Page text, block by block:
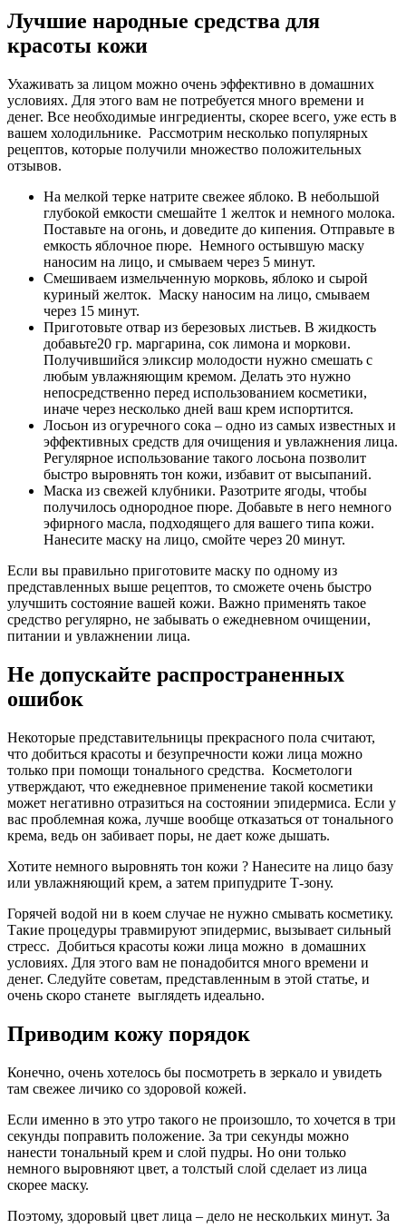
Лучшие народные средства для
красоты кожи
Ухаживать за лицом можно очень эффективно в домашних
условиях. Для этого вам не потребуется много времени и
денег. Все необходимые ингредиенты, скорее всего, уже есть в
вашем холодильнике. Рассмотрим несколько популярных
рецептов, которые получили множество положительных
отзывов.
На мелкой терке натрите свежее яблоко. В небольшой
глубокой емкости смешайте 1 желток и немного молока.
Поставьте на огонь, и доведите до кипения. Отправьте в
емкость яблочное пюре. Немного остывшую маску
наносим на лицо, и смываем через 5 минут.
Смешиваем измельченную морковь, яблоко и сырой
куриный желток. Маску наносим на лицо, смываем
через 15 минут.
Приготовьте отвар из березовых листьев. В жидкость
добавьте20 гр. маргарина, сок лимона и моркови.
Получившийся эликсир молодости нужно смешать с
любым увлажняющим кремом. Делать это нужно
непосредственно перед использованием косметики,
иначе через несколько дней ваш крем испортится.
Лосьон из огуречного сока – одно из самых известных и
эффективных средств для очищения и увлажнения лица.
Регулярное использование такого лосьона позволит
быстро выровнять тон кожи, избавит от высыпаний.
Маска из свежей клубники. Разотрите ягоды, чтобы
получилось однородное пюре. Добавьте в него немного
эфирного масла, подходящего для вашего типа кожи.
Нанесите маску на лицо, смойте через 20 минут.
Если вы правильно приготовите маску по одному из
представленных выше рецептов, то сможете очень быстро
улучшить состояние вашей кожи. Важно применять такое
средство регулярно, не забывать о ежедневном очищении,
питании и увлажнении лица.
Не допускайте распространенных
ошибок
Некоторые представительницы прекрасного пола считают,
что добиться красоты и безупречности кожи лица можно
только при помощи тонального средства. Косметологи
утверждают, что ежедневное применение такой косметики
может негативно отразиться на состоянии эпидермиса. Если у
вас проблемная кожа, лучше вообще отказаться от тонального
крема, ведь он забивает поры, не дает коже дышать.
Хотите немного выровнять тон кожи ? Нанесите на лицо базу
или увлажняющий крем, а затем припудрите Т-зону.
Горячей водой ни в коем случае не нужно смывать косметику.
Такие процедуры травмируют эпидермис, вызывает сильный
стресс. Добиться красоты кожи лица можно в домашних
условиях. Для этого вам не понадобится много времени и
денег. Следуйте советам, представленным в этой статье, и
очень скоро станете выглядеть идеально.
Приводим кожу порядок
Конечно, очень хотелось бы посмотреть в зеркало и увидеть
там свежее личико со здоровой кожей.
Если именно в это утро такого не произошло, то хочется в три
секунды поправить положение. За три секунды можно
нанести тональный крем и слой пудры. Но они только
немного выровняют цвет, а толстый слой сделает из лица
скорее маску.
Поэтому, здоровый цвет лица – дело не нескольких минут. За